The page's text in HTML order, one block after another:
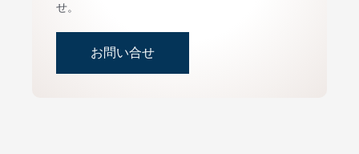
せ。
お問い合せ